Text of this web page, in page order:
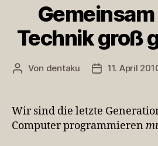
Technik groß
Beitragsautor
Von dentaku 11. April
Wir sind die letzte
Computer programmieren